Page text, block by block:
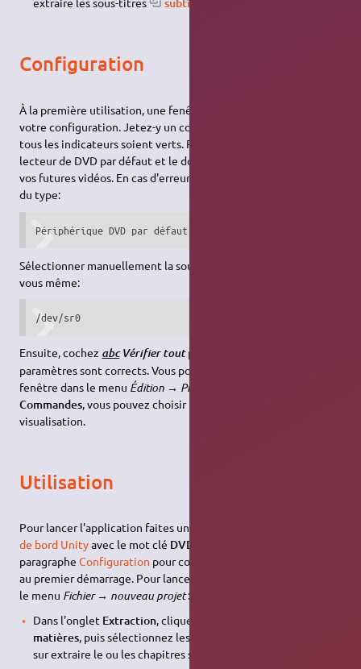
Configuration
À la première utilisation, une fenêtre s'ouvrira pour vérifier
votre configuration. Jetez-y un coup d'œil, mais inutile que
tous les indicateurs soient verts. Réglez surtout le nom du
lecteur de DVD par défaut et le dossier d'enregistrement de
vos futures vidéos. En cas d'erreur de détection de lecteur dvd
du type:
Périphérique DVD par défaut: **/dev/dvd n'existe pas :
Sélectionner manuellement la source de données en le tapant
vous même:
/dev/sr0
Ensuite, cochez abcVérifier toutpour être sûr que les
paramètres sont corrects. Vous pourrez revenir sur cette
fenêtre dans le menu Édition → Préférences
Commandes, vous pouvez choisir le lecteur multimédia pour la
visualisation.
Utilisation
Pour lancer l'application faites une recherche dans
de bord Unityavec le mot clé DVDrip
paragrapheConfiguration pour compléter la fenêtre qui s'ouvre
au premier démarrage. Pour lancer votre extraction allez dans
le menu Fichier → nouveau projet:
Dans l'onglet Extraction, cliquez sur
matières, puis sélectionnez les chapitres voulus et cliquez
sur extraire le ou les chapitres sélectionnés,